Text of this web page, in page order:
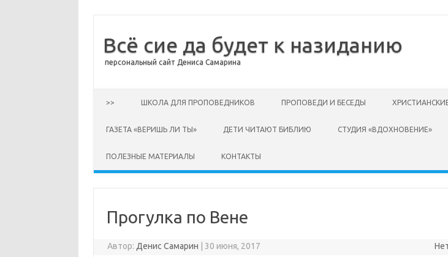
Всё сие да будет к назиданию
персональный сайт Дениса Самарина
>> ШКОЛА ДЛЯ ПРОПОВЕДНИКОВ ПРОПОВЕДИ И БЕСЕДЫ
ГАЗЕТА «ВЕРИШЬ ЛИ ТЫ» ДЕТИ ЧИТАЮТ БИБЛИЮ СТУДИЯ «ВДОХНОВЕНИЕ»
ПОЛЕЗНЫЕ МАТЕРИАЛЫ КОНТАКТЫ
Прогулка по Вене
Автор: Денис Самарин 30 июня, 2017